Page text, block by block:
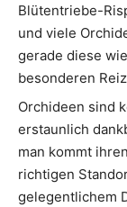
Blütentriebe-
und viele
gerade diese
besonderen
Orchideen sind
erstaunlich
man kommt
richtigen
gelegentlichem